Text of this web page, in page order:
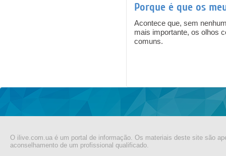
Porque é que os
Acontece que, sem
mais importante, os olhos
comuns.
O ilive.com.ua é um portal de informação. Os materiais deste site são
aconselhamento de um profissional qualificado.